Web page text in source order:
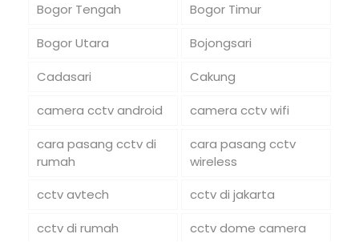
Bogor Tengah
Bogor Timur
Bogor Utara
Bojongsari
Cadasari
Cakung
camera cctv android
camera cctv wifi
cara pasang cctv di
rumah
cara pasang cctv
wireless
cctv avtech
cctv di jakarta
cctv di rumah
cctv dome camera